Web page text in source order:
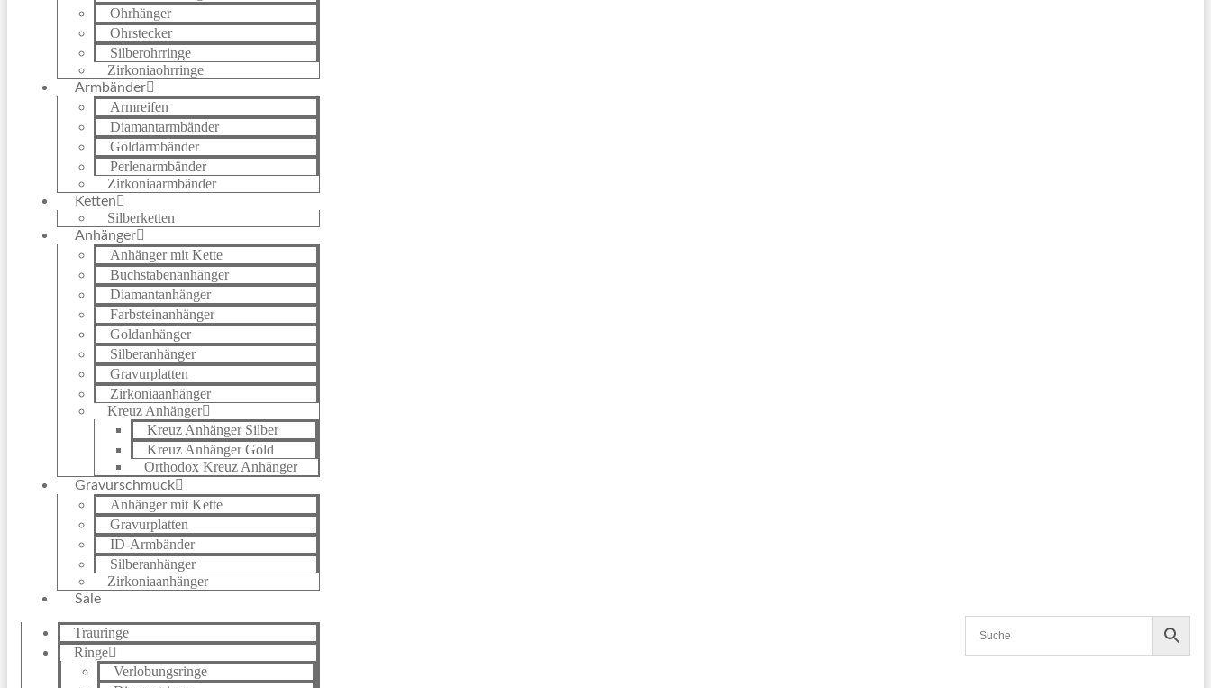
Ohrhänger
Ohrstecker
Silberohrringe
Zirkoniaohrringe
Armbänder
Armreifen
Diamantarmbänder
Goldarmbänder
Perlenarmbänder
Zirkoniaarmbänder
Ketten
Silberketten
Anhänger
Anhänger mit Kette
Buchstabenanhänger
Diamantanhänger
Farbsteinanhänger
Goldanhänger
Silberanhänger
Gravurplatten
Zirkoniaanhänger
Kreuz Anhänger
Kreuz Anhänger Silber
Kreuz Anhänger Gold
Orthodox Kreuz Anhänger
Gravurschmuck
Anhänger mit Kette
Gravurplatten
ID-Armbänder
Silberanhänger
Zirkoniaanhänger
Sale
Trauringe
Ringe
Verlobungsringe